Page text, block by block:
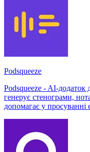
Podsqueeze
Podsqueeze - AI-додаток
генерує стенограми,
допомагає у просуванні